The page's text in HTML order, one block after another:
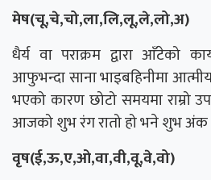
मेष(चू,चे,चो,ला,लि,लू,ले,लो,अ)
धैर्य वा पराक्रम द्वारा आँटेको
आफुभन्दा साना भाइबहिनीमा
भएको कारण छोटो समयमा राम्रो
आजको शुभ रंग रातो हो भने शुभ अंक
वृष(ई,ऊ,ए,ओ,वा,वी,वू,वे,वो)